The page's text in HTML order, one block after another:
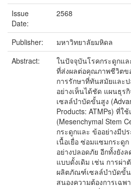
Issue
Date:
2568
Publisher:
มหาวิทยาลัยมหิดล
Abstract:
ในปัจจุบันโรคกระดูกแ
ที่ส่งผลต่อคุณภาพชีวิตข
การรักษาที่ทันสมัยและ
อย่างเห็นได้ชัด แผนธุร
เซลล์บำบัดขั้นสูง
Products: ATMPs) ที่ใ
(Mesenchymal Stem
กระดูกและ ข้ออย่างมีป
เนื้อเยื่อ ซ่อมแซมกระดู
อย่างปลอดภัย อีกทั้งยัง
แบบดั้งเดิม เช่น การผ่า
ผลิตภัณฑ์เซลล์บำบัดขั้น
สนองความต้องการเฉพ